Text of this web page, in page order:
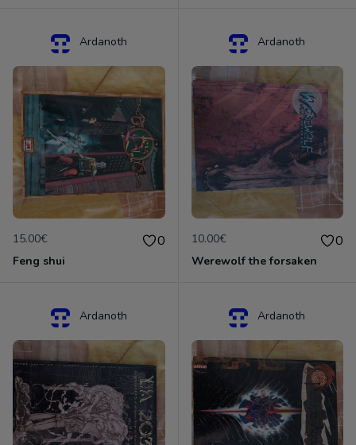
Ardanoth
15.00€ 0
Feng shui
Ardanoth
10.00€ 0
Werewolf the forsaken
Ardanoth Ardanoth